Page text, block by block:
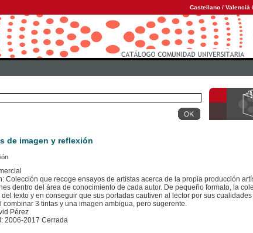
Castellano / Valencià /
de imagen y reflexión
Colección que recoge ensayos de artistas acerca de la propia producción
dentro del área de conocimiento de cada autor. De pequeño formato, la
texto y en conseguir que sus portadas cautiven al lector por sus
combinar 3 tintas y una imagen ambigua, pero sugerente.
Pérez
2006-2017 Cerrada